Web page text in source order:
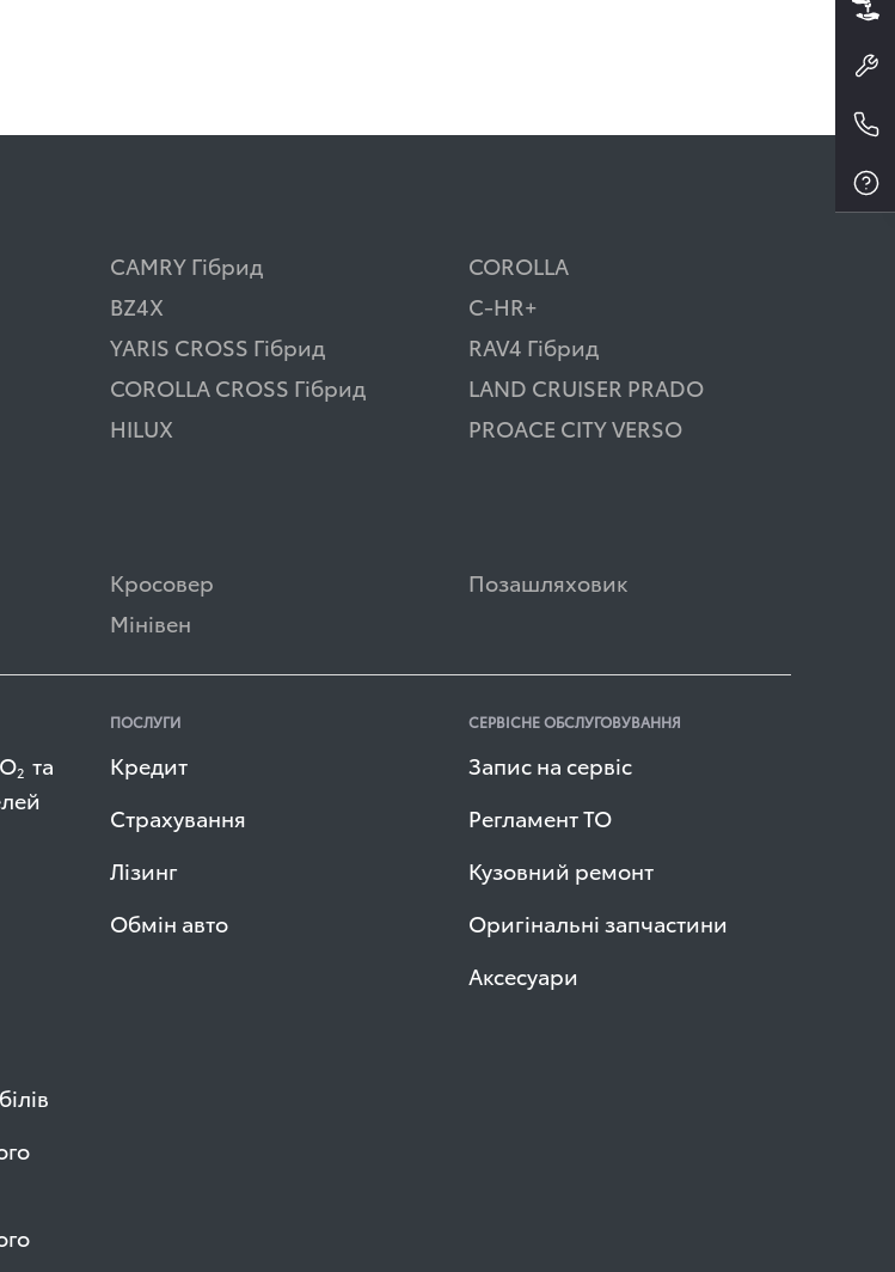
CAMRY Гібрид
COROLLA
BZ4X
C-HR+
YARIS CROSS Гібрид
RAV4 Гібрид
COROLLA CROSS Гібрид
LAND CRUISER PRADO
HILUX
PROACE CITY VERSO
Кросовер
Позашляховик
Мінівен
2 та
ПОСЛУГИ
Кредит
Страхування
Лізинг
Обмін авто
СЕРВІСНЕ ОБСЛУГОВУВАННЯ
Запис на сервіс
Регламент ТО
Кузовний ремонт
Оригінальні запчастини
Аксесуари